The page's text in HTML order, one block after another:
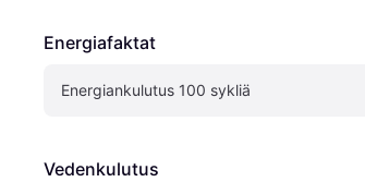
Energiafaktat
Energiankulutus 100 sykliä
Vedenkulutus